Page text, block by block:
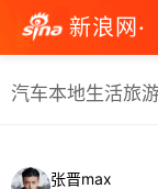
新浪网·
汽车本地生活旅
张晋max